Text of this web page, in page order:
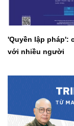
'Quyền lập pháp':
với nhiều người